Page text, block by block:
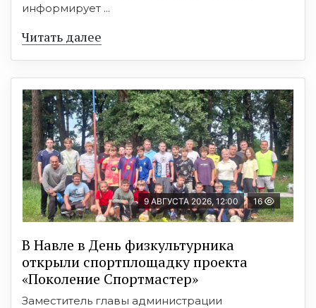
информирует ...
Читать далее
9 АВГУСТА 2026, 12:00 16
В Навле в День физкультурника
открыли спортплощадку проекта
«Поколение Спортмастер»
Заместитель главы администрации